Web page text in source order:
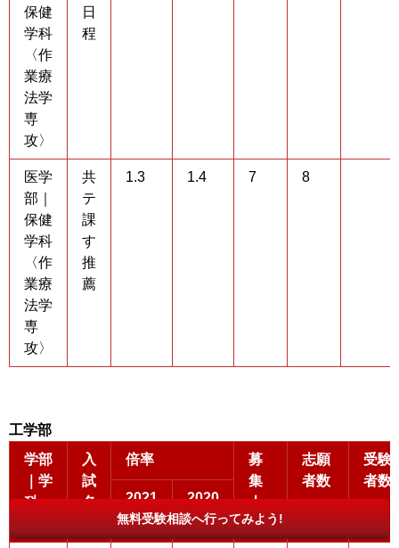
保健
学科
〈作
業療
法学
専
攻〉
日
程
医学
部｜
保健
学科
〈作
業療
法学
専
攻〉
共
テ
課
す
推
薦
1.3 1.4 7 8
工学部
学部
｜学
科
入
試
名
倍率
募
集
人
数
志願
者数
受験
者数
2021
2020
無料受験相談へ行ってみよう!